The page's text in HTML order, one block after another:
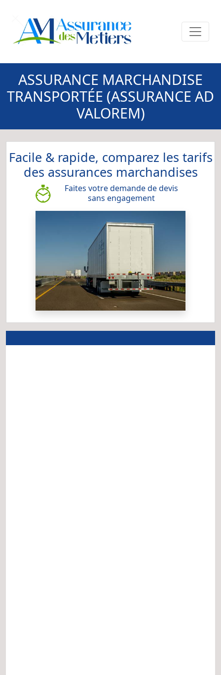
ASSURANCE MARCHANDISE
TRANSPORTÉE (ASSURANCE AD
VALOREM)
Facile & rapide, comparez les tarifs
des assurances marchandises
Faites votre demande de devis
sans engagement